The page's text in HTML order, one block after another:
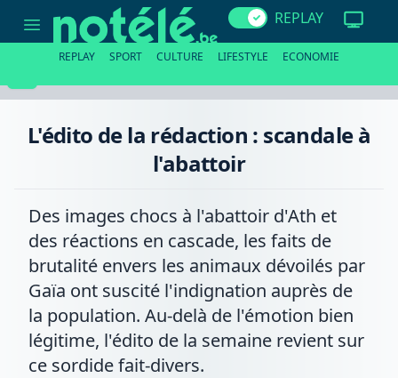
REPLAY
REPLAY SPORT CULTURE LIFESTYLE ECONOMIE
L'édito de la rédaction : scandale à
l'abattoir
Des images chocs à l'abattoir d'Ath et
des réactions en cascade, les faits de
brutalité envers les animaux dévoilés par
Gaïa ont suscité l'indignation auprès de
la population. Au-delà de l'émotion bien
légitime, l'édito de la semaine revient sur
ce sordide fait-divers.